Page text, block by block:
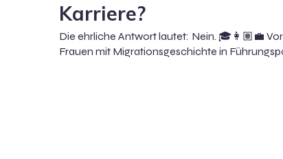
Karriere?
Die ehrliche Antwort lautet: Nein. 🎓👩🏽‍💼
Frauen mit Migrationsgeschichte in